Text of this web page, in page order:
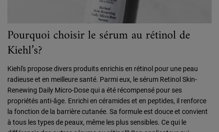
Pourquoi choisir le sérum au rétinol de
Kiehl’s?
Kiehl's propose divers produits enrichis en rétinol pour une peau
radieuse et en meilleure santé. Parmi eux, le sérum Retinol Skin-
Renewing Daily Micro-Dose qui a été récompensé pour ses
propriétés anti-âge. Enrichi en céramides et en peptides, il renforce
la fonction de la barrière cutanée. Sa formule est douce et convient
à tous les types de peaux, même les plus sensibles. Ce qui le